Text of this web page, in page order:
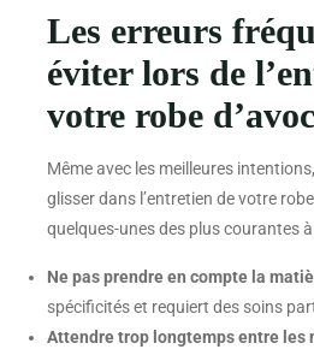
Les erreurs
éviter lors de
votre robe
Même avec les meilleures
glisser dans l’entretien de votre
quelques-unes des plus courantes
Ne pas prendre en compte la
spécificités et requiert des soins
Attendre trop longtemps entre les